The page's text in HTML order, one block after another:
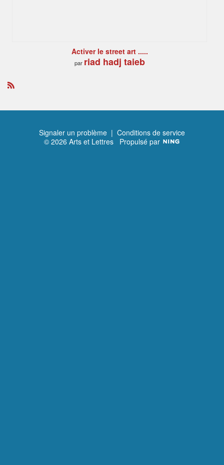
Activer le street art .....
par riad hadj taieb
Signaler un problème | Conditions de service
© 2026 Arts et Lettres Propulsé par